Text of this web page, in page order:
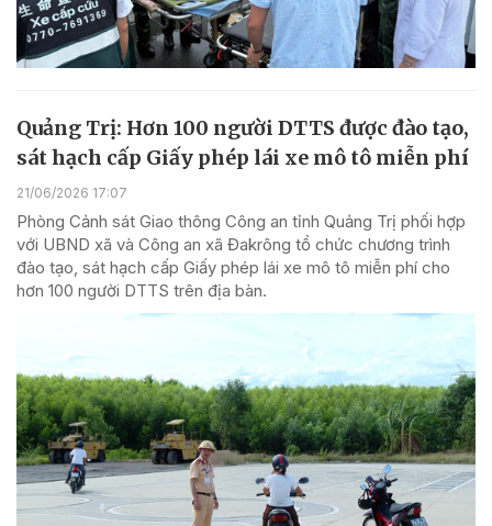
Quảng Trị: Hơn 100 người DTTS được đào tạo,
sát hạch cấp Giấy phép lái xe mô tô miễn phí
21/06/2026 17:07
Phòng Cảnh sát Giao thông Công an tỉnh Quảng Trị phối hợp
với UBND xã và Công an xã Đakrông tổ chức chương trình
đào tạo, sát hạch cấp Giấy phép lái xe mô tô miễn phí cho
hơn 100 người DTTS trên địa bàn.